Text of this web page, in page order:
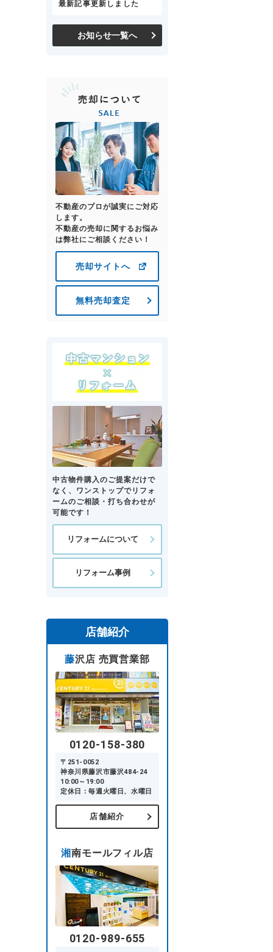
お知らせ一覧へ
不動産のプロが誠実にご対応
します。
不動産の売却に関するお悩み
は弊社にご相談ください！
売却サイトへ
無料売却査定
中古物件購入のご提案だけで
なく、ワンストップでリフォ
ームのご相談・打ち合わせが
可能です！
リフォームについて
リフォーム事例
店舗紹介
藤沢店 売買営業部
0120-158-380
〒251-0052
神奈川県藤沢市藤沢484-24
10:00～19:00
定休日：毎週火曜日、水曜日
店舗紹介
湘南モールフィル店
0120-989-655